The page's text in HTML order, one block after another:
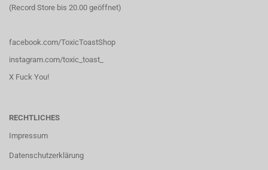
(Record Store bis 20.00 geöffnet)
facebook.com/ToxicToastShop
instagram.com/toxic_toast_
X Fuck You!
RECHTLICHES
Impressum
Datenschutzerklärung